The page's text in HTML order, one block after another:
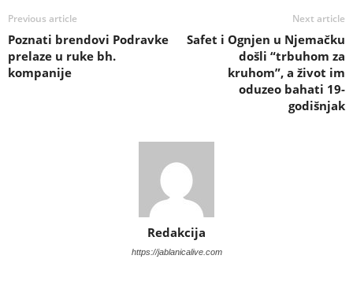
Previous article
Poznati brendovi Podravke
prelaze u ruke bh.
kompanije
Next article
Safet i Ognjen u Njemačku
došli “trbuhom za
kruhom”, a život im
oduzeo bahati 19-
godišnjak
Redakcija
https://jablanicalive.com